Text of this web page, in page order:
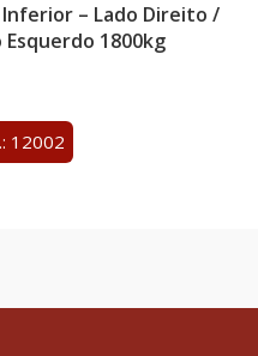
Inferior – Lado Direito /
Esquerdo 1800kg
12002